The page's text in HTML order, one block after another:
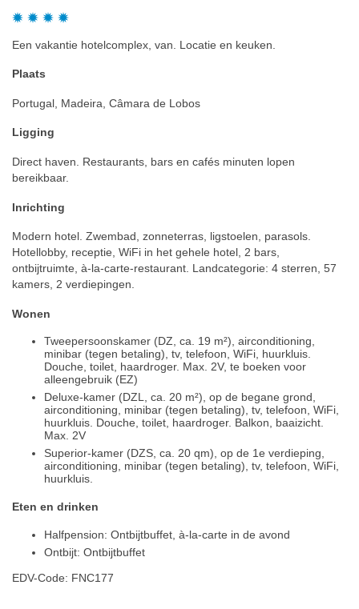
Een vakantie hotelcomplex, van. Locatie en keuken.
Plaats
Portugal, Madeira, Câmara de Lobos
Ligging
Direct haven. Restaurants, bars en cafés minuten lopen
bereikbaar.
Inrichting
Modern hotel. Zwembad, zonneterras, ligstoelen, parasols.
Hotellobby, receptie, WiFi in het gehele hotel, 2 bars,
ontbijtruimte, à-la-carte-restaurant. Landcategorie: 4 sterren, 57
kamers, 2 verdiepingen.
Wonen
Tweepersoonskamer (DZ, ca. 19 m²), airconditioning,
minibar (tegen betaling), tv, telefoon, WiFi, huurkluis.
Douche, toilet, haardroger. Max. 2V, te boeken voor
alleengebruik (EZ)
Deluxe-kamer (DZL, ca. 20 m²), op de begane grond,
airconditioning, minibar (tegen betaling), tv, telefoon, WiFi,
huurkluis. Douche, toilet, haardroger. Balkon, baaizicht.
Max. 2V
Superior-kamer (DZS, ca. 20 qm), op de 1e verdieping,
airconditioning, minibar (tegen betaling), tv, telefoon, WiFi,
huurkluis.
Eten en drinken
Halfpension: Ontbijtbuffet, à-la-carte in de avond
Ontbijt: Ontbijtbuffet
EDV-Code: FNC177